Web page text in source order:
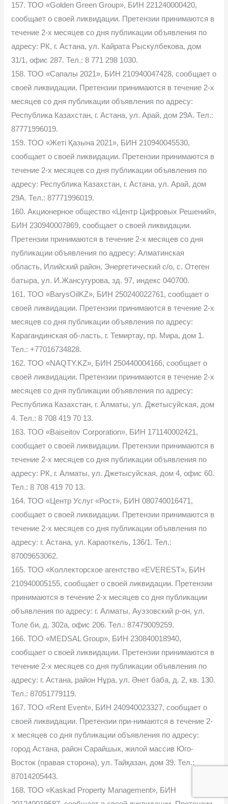
157. ТОО «Golden Green Group», БИН 221240000420,
сообщает о своей ликвидации. Претензии принимаются в
течение 2-х месяцев со дня публикации объявления по
адресу: РК, г. Астана, ул. Кайрата Рыскулбекова, дом
31/1, офис 287. Тел.: 8 771 298 1030.
158. ТОО «Сапалы 2021», БИН 210940047428, сообщает о
своей ликвидации. Претензии принимаются в течение 2-х
месяцев со дня публикации объявления по адресу:
Республика Казахстан, г. Астана, ул. Арай, дом 29А. Тел.:
87771996019.
159. ТОО «Жеті Қазына 2021», БИН 210940045530,
сообщает о своей ликвидации. Претензии принимаются в
течение 2-х месяцев со дня публикации объявления по
адресу: Республика Казахстан, г. Астана, ул. Арай, дом
29А. Тел.: 87771996019.
160. Акционерное общество «Центр Цифровых Решений»,
БИН 230940007869, сообщает о своей ликвидации.
Претензии принимаются в течение 2-х месяцев со дня
публикации объявления по адресу: Алматинская
область, Илийский район, Энергетический с/о, с. Отеген
батыра, ул. И.Жансугурова, зд. 97, индекс 040700.
161. ТОО «BarysOilKZ», БИН 250240022761, сообщает о
своей ликвидации. Претензии принимаются в течение 2-х
месяцев со дня публикации объявления по адресу:
Карагандинская об-ласть, г. Темиртау, пр. Мира, дом 1.
Тел.: +77016734828.
162. ТОО «NAQTY.KZ», БИН 250440004166, сообщает о
своей ликвидации. Претензии принимаются в течение 2-х
месяцев со дня публикации объявления по адресу:
Республика Казахстан, г. Алматы, ул. Джетысуйская, дом
4. Тел.: 8 708 419 70 13.
163. ТОО «Baiseitov Corporation», БИН 171140002421,
сообщает о своей ликвидации. Претензии принимаются в
течение 2-х месяцев со дня публикации объявления по
адресу: РК, г. Алматы, ул. Джетысуйская, дом 4, офис 60.
Тел.: 8 708 419 70 13.
164. ТОО «Центр Услуг «Рост», БИН 080740016471,
сообщает о своей ликвидации. Претензии принимаются в
течение 2-х месяцев со дня публикации объявления по
адресу: г. Астана, ул. Караоткель, 136/1. Тел.:
87009653062.
165. ТОО «Коллекторское агентство «EVEREST», БИН
210940005155, сообщает о своей ликвидации. Претензии
принимаются в течение 2-х месяцев со дня публикации
объявления по адресу: г. Алматы, Ауэзовский р-он, ул.
Толе би, д. 302а, офис 206. Тел.: 87479009259.
166. ТОО «MEDSAL Group», БИН 230840018940,
сообщает о своей ликвидации. Претензии принимаются в
течение 2-х месяцев со дня публикации объявления по
адресу: г. Астана, район Нұра, ул. Әнет баба, д. 2, кв. 130.
Тел.: 87051779119.
167. ТОО «Rent Event», БИН 240940023327, сообщает о
своей ликвидации. Претензии при-нимаются в течение 2-
х месяцев со дня публикации объявления по адресу:
город Астана, район Сарайшык, жилой массив Юго-
Восток (правая сторона), ул. Тайқазан, дом 39. Тел.:
87014205443.
168. ТОО «Kaskad Property Management», БИН